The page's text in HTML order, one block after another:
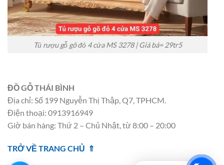
Tủ rượu gỗ gõ đỏ 4 cửa MS 3278 | Giá bá= 29tr5
ĐỒ GỖ THÁI BÌNH
Địa chỉ: Số 199 Nguyễn Thị Thập, Q7, TPHCM.
Điện thoại: 0913916949
Giờ bán hàng: Thứ 2 – Chủ Nhật, từ 8:00 – 20:00
TRỞ VỀ TRANG CHỦ ⇑